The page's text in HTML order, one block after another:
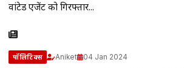
वांटेड एजेंट को गिरफ्तार...
पॉलिटिक्स Aniket 04 Jan 2024